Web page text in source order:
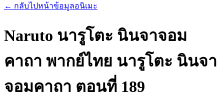
← กลับไปหน้าข้อมูลอนิเมะ
Naruto นารูโตะ นินจาจอม
คาถา พากย์ไทย นารูโตะ นินจา
จอมคาถา ตอนที่ 189